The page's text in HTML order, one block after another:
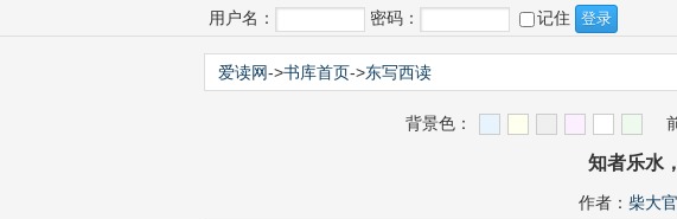
用户名： 密码： 记住
爱读网->书库首页->东写西读
背景色：
知者乐水
作者： 柴大